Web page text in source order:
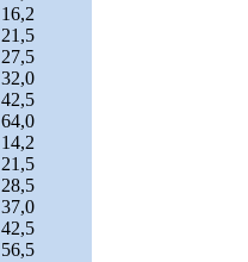
16,2
21,5
27,5
32,0
42,5
64,0
14,2
21,5
28,5
37,0
42,5
56,5